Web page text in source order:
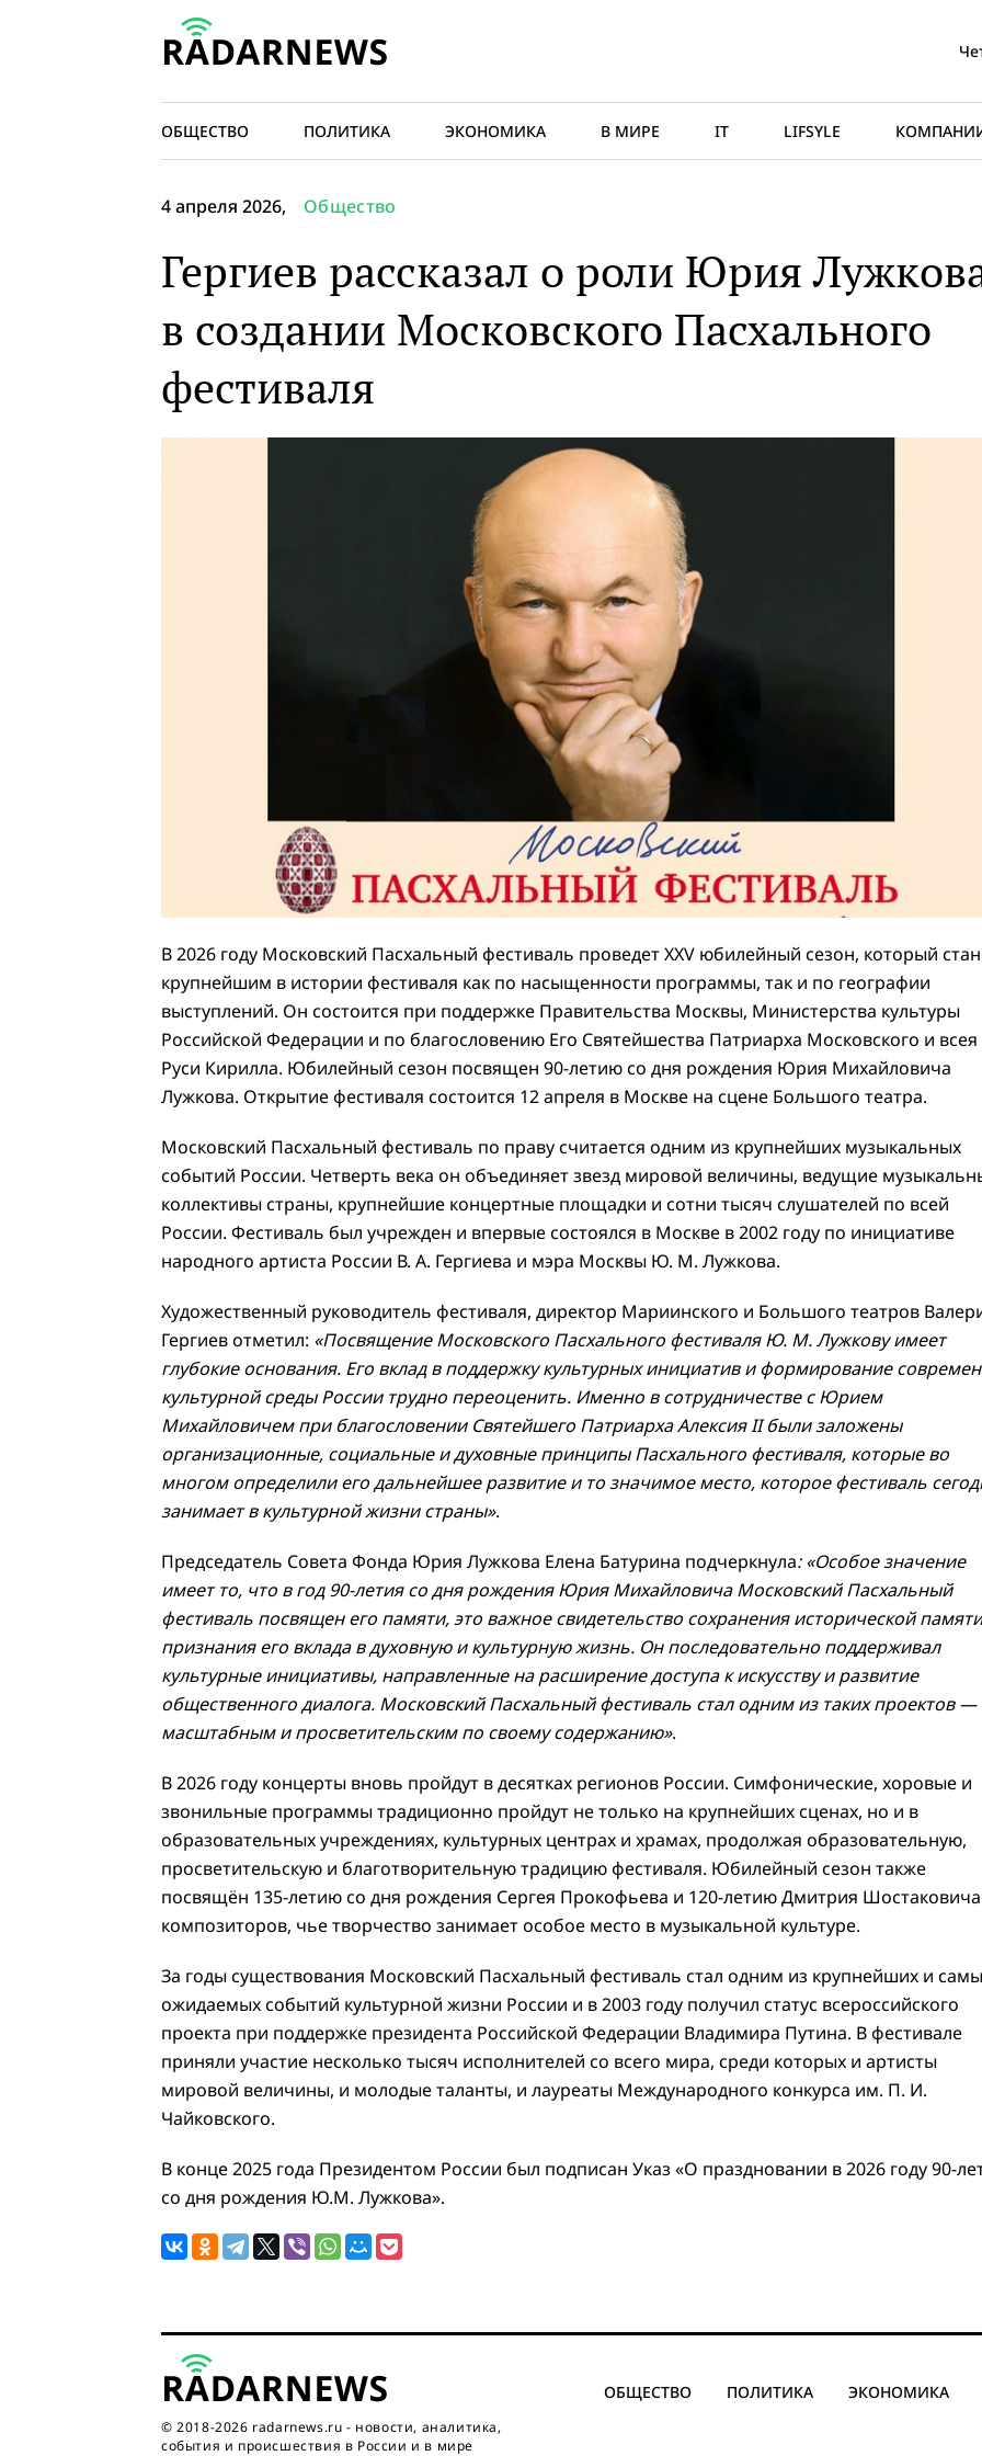
ОБЩЕСТВО ПОЛИТИКА ЭКОНОМИКА В МИРЕ IT LIFSYLE
4 апреля 2026, Общество
Гергиев рассказал о роли Юрия
в создании Московского Пасхального
фестиваля
В 2026 году Московский Пасхальный фестиваль проведет XXV юбилейный сезон, который
крупнейшим в истории фестиваля как по насыщенности программы, так и по географии
выступлений. Он состоится при поддержке Правительства Москвы, Министерства культуры
Российской Федерации и по благословению Его Святейшества Патриарха Московского и всея
Руси Кирилла. Юбилейный сезон посвящен 90-летию со дня рождения Юрия Михайловича
Лужкова. Открытие фестиваля состоится 12 апреля в Москве на сцене Большого театра.
Московский Пасхальный фестиваль по праву считается одним из крупнейших музыкальных
событий России. Четверть века он объединяет звезд мировой величины, ведущие
коллективы страны, крупнейшие концертные площадки и сотни тысяч слушателей по всей
России. Фестиваль был учрежден и впервые состоялся в Москве в 2002 году по инициативе
народного артиста России В. А. Гергиева и мэра Москвы Ю. М. Лужкова.
Художественный руководитель фестиваля, директор Мариинского и Большого театров
Гергиев отметил: «Посвящение Московского Пасхального фестиваля Ю. М. Лужкову имеет
глубокие основания. Его вклад в поддержку культурных инициатив и формирование
культурной среды России трудно переоценить. Именно в сотрудничестве с Юрием
Михайловичем при благословении Святейшего Патриарха Алексия II были заложены
организационные, социальные и духовные принципы Пасхального фестиваля, которые во
многом определили его дальнейшее развитие и то значимое место, которое фестиваль
занимает в культурной жизни страны».
Председатель Совета Фонда Юрия Лужкова Елена Батурина подчеркнула: «Особое значение
имеет то, что в год 90-летия со дня рождения Юрия Михайловича Московский Пасхальный
фестиваль посвящен его памяти, это важное свидетельство сохранения исторической
признания его вклада в духовную и культурную жизнь. Он последовательно поддерживал
культурные инициативы, направленные на расширение доступа к искусству и развитие
общественного диалога. Московский Пасхальный фестиваль стал одним из таких проектов —
масштабным и просветительским по своему содержанию».
В 2026 году концерты вновь пройдут в десятках регионов России. Симфонические, хоровые и
звонильные программы традиционно пройдут не только на крупнейших сценах, но и в
образовательных учреждениях, культурных центрах и храмах, продолжая образовательную,
просветительскую и благотворительную традицию фестиваля. Юбилейный сезон также
посвящён 135-летию со дня рождения Сергея Прокофьева и 120-летию Дмитрия
композиторов, чье творчество занимает особое место в музыкальной культуре.
За годы существования Московский Пасхальный фестиваль стал одним из крупнейших и
ожидаемых событий культурной жизни России и в 2003 году получил статус всероссийского
проекта при поддержке президента Российской Федерации Владимира Путина. В фестивале
приняли участие несколько тысяч исполнителей со всего мира, среди которых и артисты
мировой величины, и молодые таланты, и лауреаты Международного конкурса им. П. И.
Чайковского.
В конце 2025 года Президентом России был подписан Указ «О праздновании в 2026 году 90-
со дня рождения Ю.М. Лужкова».
© 2018-2026 radarnews.ru - новости, аналитика,
события и происшествия в России и в мире
ОБЩЕСТВО ПОЛИТИКА ЭКОНОМИКА